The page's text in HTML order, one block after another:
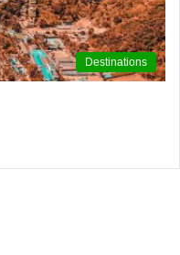
Destinations